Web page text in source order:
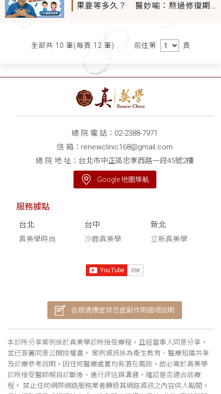
果要等多久？ 醫妙喻：熬過修復期
全部共 10 筆(每頁 12 筆) 前往第 頁
總 院 電 話： 02-2388-7971
信 箱： renewclinic168@gmail.com
總 院 地 址：台北市中正區忠孝西路一段45號2樓
Google 地圖導航
服務據點
台北
真美學時尚
台中
沙鹿真美學
新北
立新真美學
各類適應症禁忌症副作用細項說明
本診所分享案例係於真美學診所接受療程，且經當事人同意分享，
並已簽署同意公開授權書。 案例資訊係為衛生教育、醫療知識共享
及診療參考說明。因任何醫療處置均有潛在風險，故必需於真美學
診所接受醫師親自診斷後，進行評估與溝通，確認是否適合該療
程。 禁止任何網際網路服務業者轉錄其網路資訊之內容供人點閱。